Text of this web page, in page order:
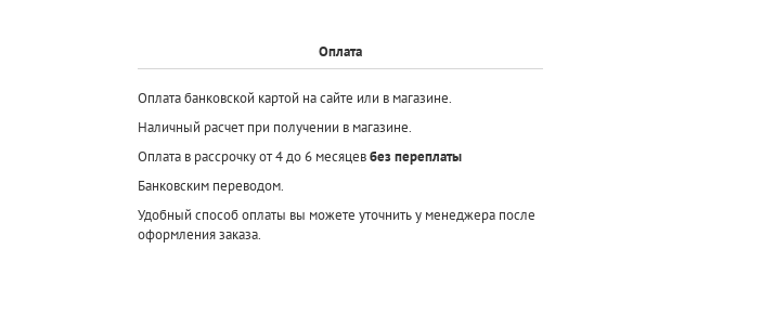
Оплата
Оплата банковской картой на сайте или в магазине.
Наличный расчет при получении в магазине.
Оплата в рассрочку от 4 до 6 месяцевбез переплаты
Банковским переводом.
Удобный способ оплаты вы можете уточнить у менеджера после
оформления заказа.